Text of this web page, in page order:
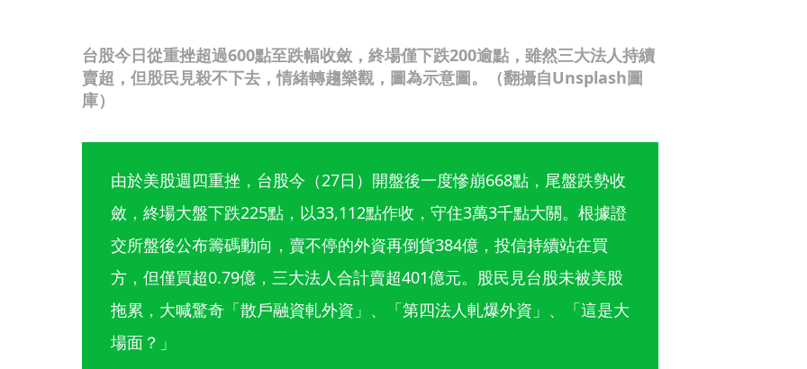
台股今日從重挫超過600點至跌幅收斂，終場僅下跌200逾點，雖然三大法人持續
賣超，但股民見殺不下去，情緒轉趨樂觀，圖為示意圖。（翻攝自Unsplash圖
庫）
由於美股週四重挫，台股今（27日）開盤後一度慘崩668點，尾盤跌勢收
斂，終場大盤下跌225點，以33,112點作收，守住3萬3千點大關。根據證
交所盤後公布籌碼動向，賣不停的外資再倒貨384億，投信持續站在買
方，但僅買超0.79億，三大法人合計賣超401億元。股民見台股未被美股
拖累，大喊驚奇「散戶融資軋外資」、「第四法人軋爆外資」、「這是大
場面？」